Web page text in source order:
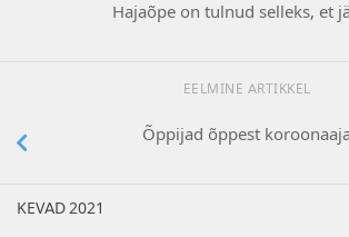
Hajaõpe on tulnud selleks, et
EELMINE ARTIKKEL
Õppijad õppest
KEVAD 2021